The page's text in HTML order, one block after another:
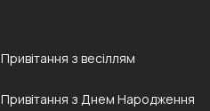
Привітання з весіллям
Привітання з Днем Народження